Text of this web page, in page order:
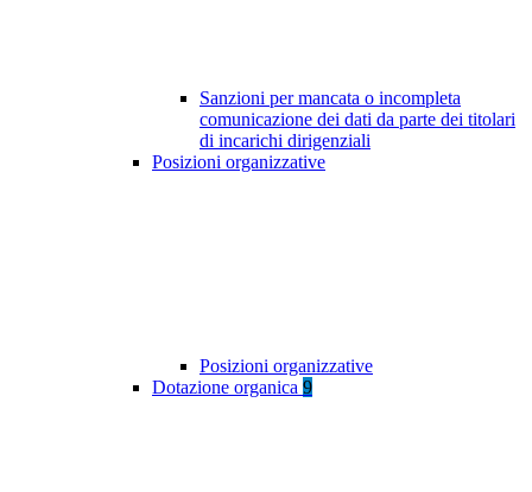
Sanzioni per mancata o incompleta
comunicazione dei dati da parte dei titolari
di incarichi dirigenziali
Posizioni organizzative
Posizioni organizzative
Dotazione organica 9